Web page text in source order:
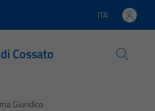
Lingua attiva:
ITA
Cossato
Giuridico